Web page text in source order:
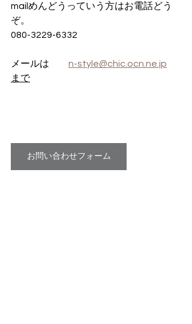
mailめんどうっていう方はお電話どう
ぞ。
080-3229-6332
メールは n-style@chic.ocn.ne.jp
まで
お問い合わせフォーム